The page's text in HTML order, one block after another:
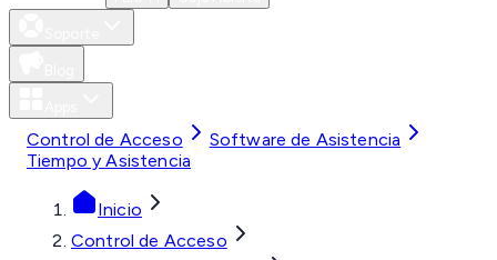
Control de Acceso
Software de Asistencia
Tiempo y Asistencia
Inicio
Control de Acceso